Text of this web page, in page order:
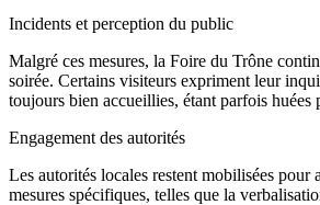
Incidents et perception du public
Malgré ces mesures, la Foire du Trône
soirée. Certains visiteurs expriment leur
toujours bien accueillies, étant parfois
Engagement des autorités
Les autorités locales restent mobilisées
mesures spécifiques, telles que la